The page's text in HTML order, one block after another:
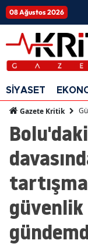
08 Ağustos 2026
SİYASET
Gazete Kritik